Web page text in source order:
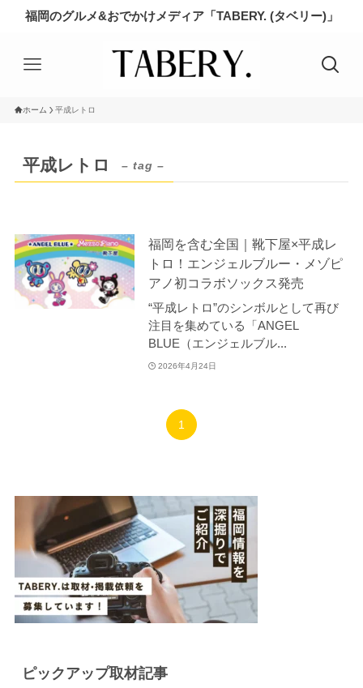
福岡のグルメ&おでかけメディア「TABERY. (タベリー)」
ホーム 平成レトロ
平成レトロ – tag –
福岡を含む全国｜靴下屋×平成レ
トロ！エンジェルブルー・メゾピ
アノ初コラボソックス発売
“平成レトロ”のシンボルとして再び
注目を集めている「ANGEL
BLUE（エンジェルブル...
2026年4月24日
1
ピックアップ取材記事